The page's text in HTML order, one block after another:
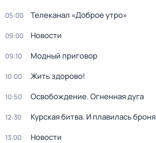
05:00 Телеканал «Доброе утро»
09:00 Новости
09:10 Модный приговор
10:00 Жить здорово!
10:50 Освобождение. Огненная дуга
12:30 Курская битва. И плавилась броня
13:00 Новости